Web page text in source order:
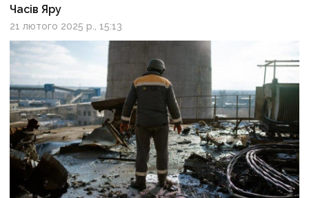
Часів Яру
21 лютого 2025 р., 15:13